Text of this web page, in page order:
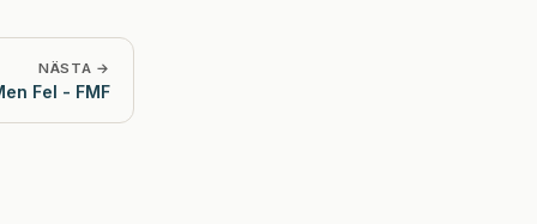
NÄSTA →
Fort Men Fel - FMF